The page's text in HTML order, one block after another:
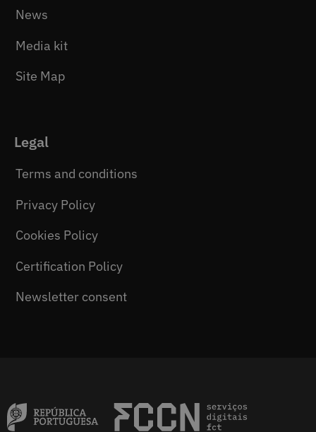
News
Media kit
Site Map
Legal
Terms and conditions
Privacy Policy
Cookies Policy
Certification Policy
Newsletter consent